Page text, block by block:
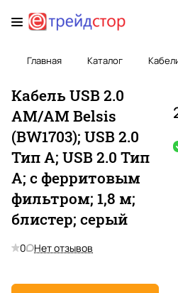
Главная Каталог
Кабель USB 2.0
AM/AM Belsis
(BW1703); USB 2.0
Тип A; USB 2.0 Тип
A; с ферритовым
фильтром; 1,8 м;
блистер; серый
0 Нет отзывов